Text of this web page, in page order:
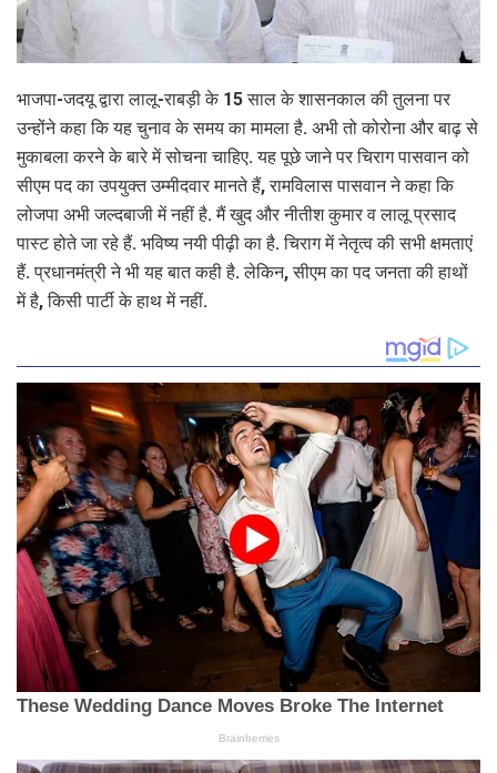
भाजपा-जदयू द्वारा लालू-राबड़ी के 15 साल के शासनकाल की तुलना पर
उन्होंने कहा कि यह चुनाव के समय का मामला है. अभी तो कोरोना और बाढ़ से
मुकाबला करने के बारे में सोचना चाहिए. यह पूछे जाने पर चिराग पासवान को
सीएम पद का उपयुक्त उम्मीदवार मानते हैं, रामविलास पासवान ने कहा कि
लोजपा अभी जल्दबाजी में नहीं है. मैं खुद और नीतीश कुमार व लालू प्रसाद
पास्ट होते जा रहे हैं. भविष्य नयी पीढ़ी का है. चिराग में नेतृत्व की सभी क्षमताएं
हैं. प्रधानमंत्री ने भी यह बात कही है. लेकिन, सीएम का पद जनता की हाथों
में है, किसी पार्टी के हाथ में नहीं.